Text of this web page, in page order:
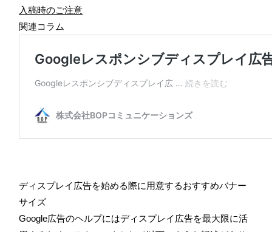
入稿時のご注意
関連コラム
ディスプレイ広告を始める際に用意するおすすめバナー
サイズ
Google広告のヘルプにはディスプレイ広告を最大限に活